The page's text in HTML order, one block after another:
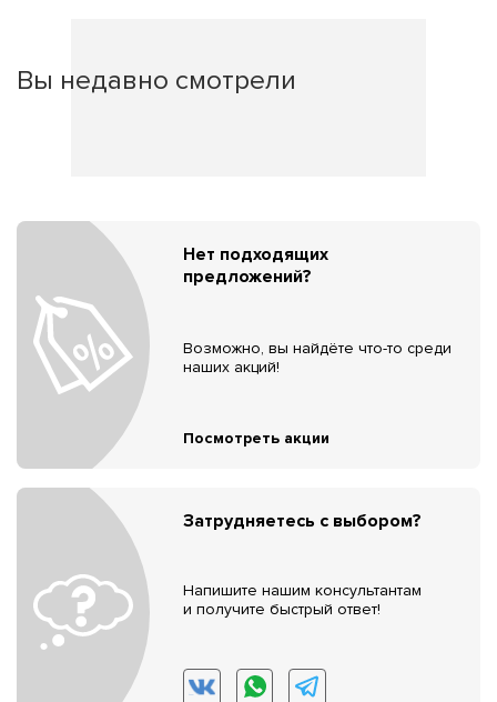
Вы недавно смотрели
Нет подходящих
предложений?
Возможно, вы найдёте что-то среди
наших акций!
Посмотреть акции
Затрудняетесь с выбором?
Напишите нашим консультантам
и получите быстрый ответ!